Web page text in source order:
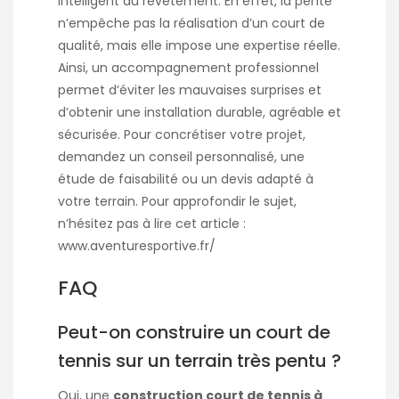
n’empêche pas la réalisation d’un court de
qualité, mais elle impose une expertise réelle.
Ainsi, un accompagnement professionnel
permet d’éviter les mauvaises surprises et
d’obtenir une installation durable, agréable et
sécurisée. Pour concrétiser votre projet,
demandez un conseil personnalisé, une
étude de faisabilité ou un devis adapté à
votre terrain. Pour approfondir le sujet,
n’hésitez pas à lire cet article :
www.aventuresportive.fr/
FAQ
Peut-on construire un court de
tennis sur un terrain très pentu ?